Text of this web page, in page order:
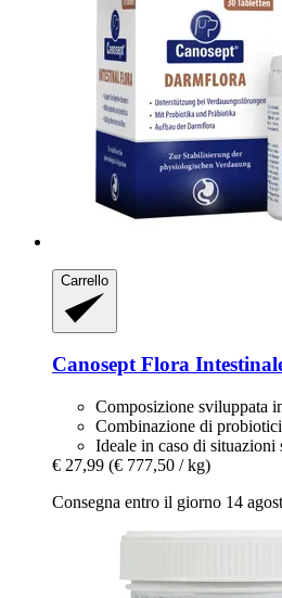
Carrello
CanoseptFlora
Composizione sviluppata
Combinazione di
Ideale in caso di situazioni
€ 27,99 (€ 777,50 / kg)
Consegna entro il giorno 14